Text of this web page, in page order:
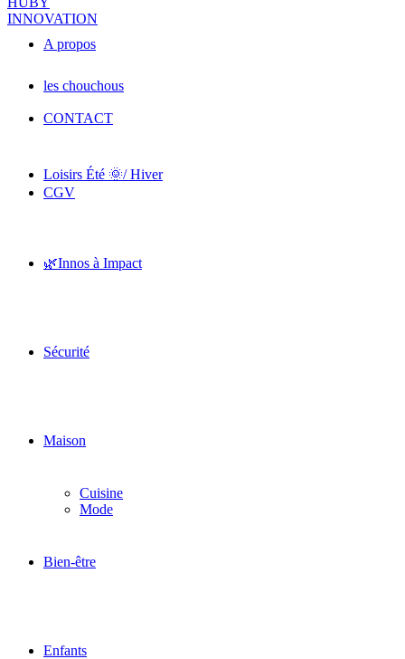
A propos
CONTACT
CGV
les chouchous
Loisirs Été 🌞/ Hiver
🌿Innos à Impact
Sécurité
Maison
Cuisine
Mode
Bien-être
Enfants